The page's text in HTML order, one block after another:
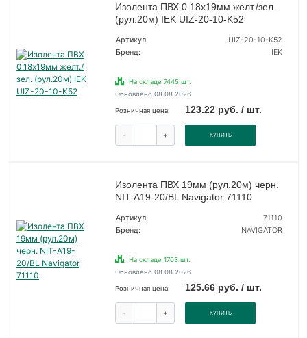
Изолента ПВХ 0.18х19мм желт./зел.
(рул.20м) IEK UIZ-20-10-K52
Артикул:
UIZ-20-10-K52
Бренд:
IEK
На складе 7445 шт.
Обновлено 08.08.2026
Розничная цена: 123.22 руб. / шт.
- + КУПИТЬ
Изолента ПВХ 19мм (рул.20м) черн.
NIT-A19-20/BL Navigator 71110
Артикул:
71110
Бренд:
NAVIGATOR
На складе 1703 шт.
Обновлено 08.08.2026
Розничная цена: 125.66 руб. / шт.
- + КУПИТЬ